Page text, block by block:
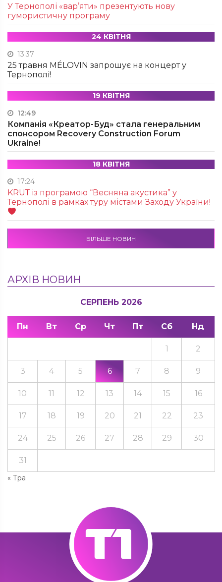
У Тернополі «вар’яти» презентують нову
гумористичну програму
24 КВІТНЯ
13:37
25 травня MÉLOVIN запрошує на концерт у
Тернополі!
19 КВІТНЯ
12:49
Компанія «Креатор-Буд» стала генеральним
спонсором Recovery Construction Forum
Ukraine!
18 КВІТНЯ
17:24
KRUТ із програмою “Весняна акустика” у
Тернополі в рамках туру містами Заходу України!
БІЛЬШЕ НОВИН
АРХІВ НОВИН
СЕРПЕНЬ 2026
Пн Вт Ср Чт Пт Сб Нд
« Тра
1 2
3 4 5 6 7 8 9
10 11 12 13 14 15 16
17 18 19 20 21 22 23
24 25 26 27 28 29 30
31